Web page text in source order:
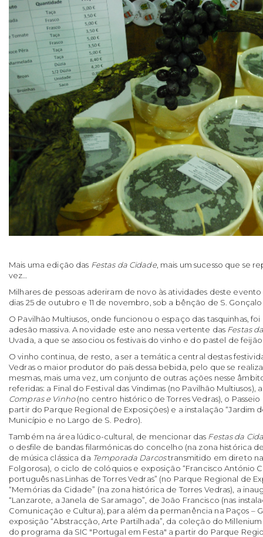
Mais uma edição das Festas da Cidade, mais um sucesso que se
vez…
Milhares de pessoas aderiram de novo às atividades deste
dias 25 de outubro e 11 de novembro, sob a bênção de S.
O Pavilhão Multiusos, onde funcionou o espaço das tasquinhas,
adesão massiva. A novidade este ano nessa vertente das Festas
Uvada, a que se associou os festivais do vinho e do pastel de
O vinho continua, de resto, a ser a temática central destas
Vedras o maior produtor do país dessa bebida, pelo que se
mesmas, mais uma vez, um conjunto de outras ações nesse
referidas: a Final do Festival das Vindimas (no Pavilhão Multiusos),
Compras e Vinho(no centro histórico de Torres Vedras), o Passeio
partir do Parque Regional de Exposições) e a instalação “Jardim
Município e no Largo de S. Pedro).
Também na área lúdico-cultural, de mencionar das Festas da
o desfile de bandas filarmónicas do concelho (na zona histórica
de música clássica da Temporada Darcostransmitido em direto
Folgorosa), o ciclo de colóquios e exposição “Francisco António
português nas Linhas de Torres Vedras” (no Parque Regional de
“Memórias da Cidade” (na zona histórica de Torres Vedras), a
“Lanzarote, a Janela de Saramago”, de João Francisco (nas
Comunicação e Cultura), para além da permanência na Paços –
exposição “Abstracção, Arte Partilhada”, da coleção do
do programa da SIC "Portugal em Festa" a partir do Parque